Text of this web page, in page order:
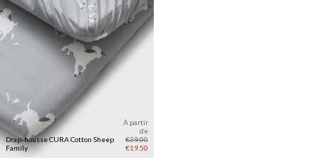
Drap-housse CURA Cotton Sheep
Family
À partir
de
€39.00
€19.50